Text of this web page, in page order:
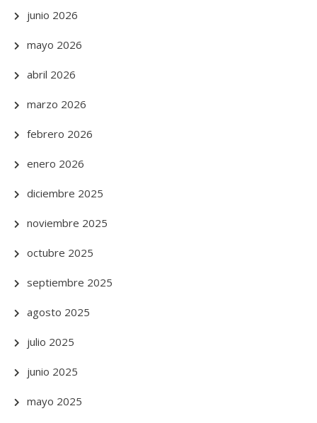
junio 2026
mayo 2026
abril 2026
marzo 2026
febrero 2026
enero 2026
diciembre 2025
noviembre 2025
octubre 2025
septiembre 2025
agosto 2025
julio 2025
junio 2025
mayo 2025